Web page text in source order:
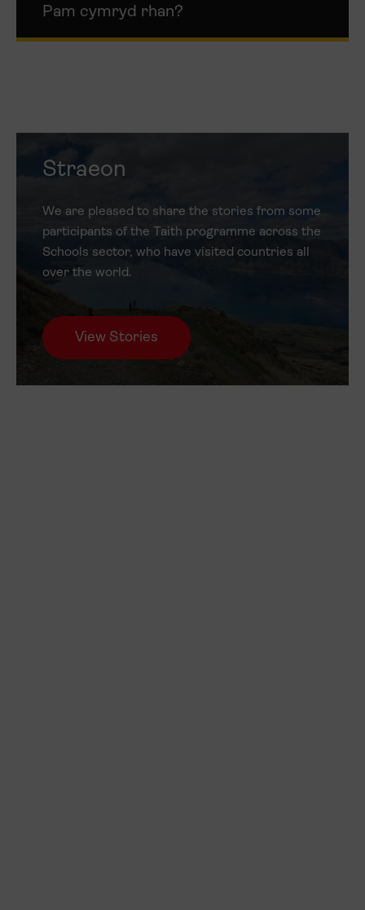
Pam cymryd rhan?
Straeon
We are pleased to share the stories from some
participants of the Taith programme across the
Schools sector, who have visited countries all
over the world.
View Stories